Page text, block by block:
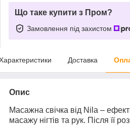
Що таке купити з Пром?
Замовлення під захистом
Доставка
Опис
Масажна свічка від Nila –
масажу нігтів та рук. Після її